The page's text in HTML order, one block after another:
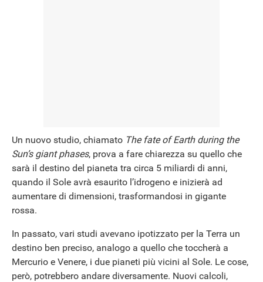
Un nuovo studio, chiamato The fate of Earth during the
Sun’s giant phases, prova a fare chiarezza su quello che
sarà il destino del pianeta tra circa 5 miliardi di anni,
quando il Sole avrà esaurito l’idrogeno e inizierà ad
aumentare di dimensioni, trasformandosi in gigante
rossa.
In passato, vari studi avevano ipotizzato per la Terra un
destino ben preciso, analogo a quello che toccherà a
Mercurio e Venere, i due pianeti più vicini al Sole. Le cose,
però, potrebbero andare diversamente. Nuovi calcoli,